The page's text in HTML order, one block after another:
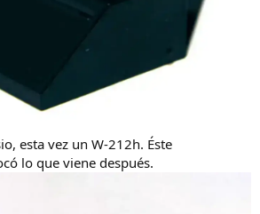
esta vez un W-212h. Éste
lo que viene después.